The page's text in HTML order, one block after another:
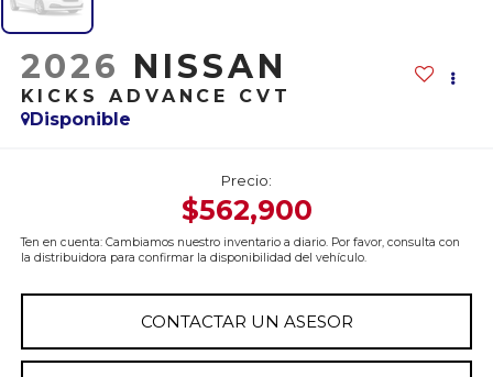
2026 NISSAN
KICKS ADVANCE CVT
Disponible
Precio:
$562,900
Ten en cuenta: Cambiamos nuestro inventario a diario. Por favor, consulta con
la distribuidora para confirmar la disponibilidad del vehículo.
CONTACTAR UN ASESOR